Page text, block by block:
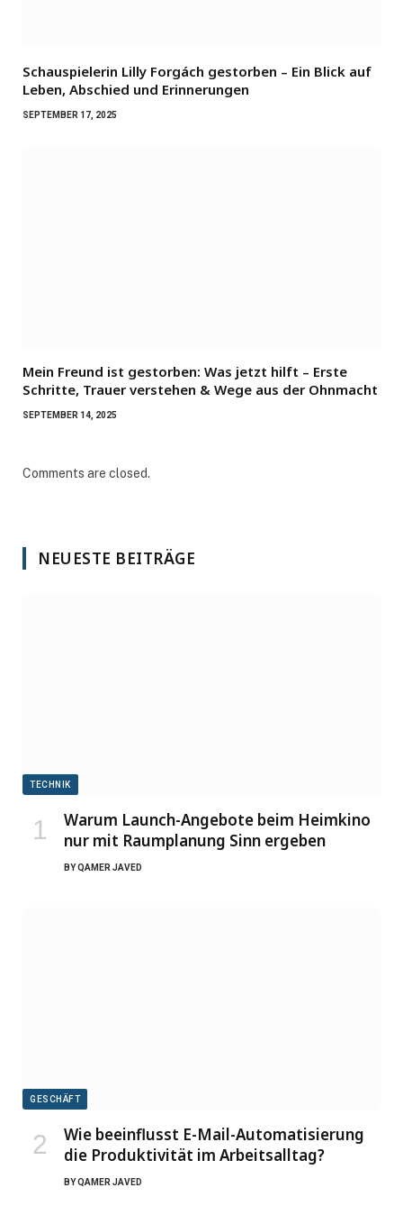
Schauspielerin Lilly Forgách gestorben – Ein Blick auf
Leben, Abschied und Erinnerungen
SEPTEMBER 17, 2025
Mein Freund ist gestorben: Was jetzt hilft – Erste
Schritte, Trauer verstehen & Wege aus der Ohnmacht
SEPTEMBER 14, 2025
Comments are closed.
NEUESTE BEITRÄGE
TECHNIK
Warum Launch-Angebote beim Heimkino
nur mit Raumplanung Sinn ergeben
BYQAMER JAVED
GESCHÄFT
Wie beeinflusst E-Mail-Automatisierung
die Produktivität im Arbeitsalltag?
BYQAMER JAVED